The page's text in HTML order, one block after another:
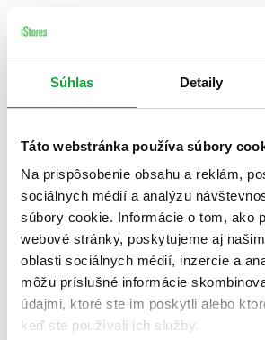
Súhlas Detaily
Táto webstránka používa súbory
Na prispôsobenie obsahu a reklám,
sociálnych médií a analýzu
súbory cookie. Informácie o tom, ako
webové stránky, poskytujeme aj
oblasti sociálnych médií, inzercie a
môžu príslušné informácie
údajmi, ktoré ste im poskytli alebo
keď ste používali ich služby.